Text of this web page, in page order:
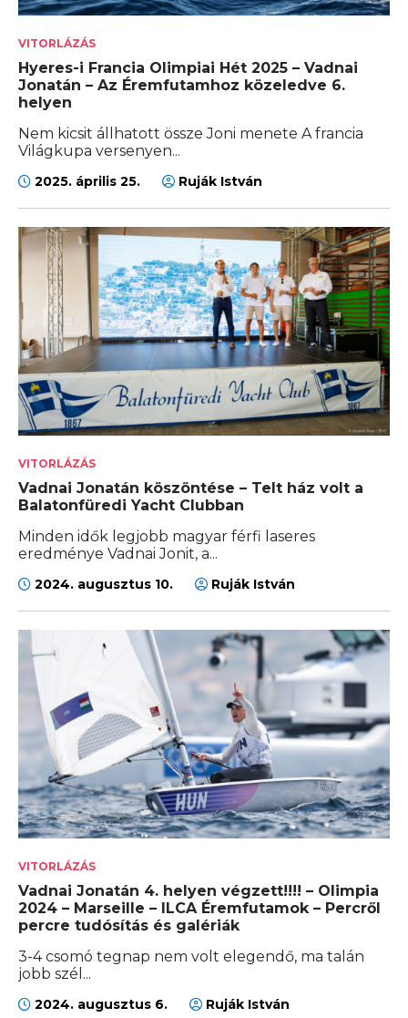
VITORLÁZÁS
Hyeres-i Francia Olimpiai Hét 2025 – Vadnai
Jonatán – Az Éremfutamhoz közeledve 6.
helyen
Nem kicsit állhatott össze Joni menete A francia
Világkupa versenyen...
2025. április 25. Ruják István
VITORLÁZÁS
Vadnai Jonatán köszöntése – Telt ház volt a
Balatonfüredi Yacht Clubban
Minden idők legjobb magyar férfi laseres
eredménye Vadnai Jonit, a...
2024. augusztus 10. Ruják István
VITORLÁZÁS
Vadnai Jonatán 4. helyen végzett!!!! – Olimpia
2024 – Marseille – ILCA Éremfutamok – Percről
percre tudósítás és galériák
3-4 csomó tegnap nem volt elegendő, ma talán
jobb szél...
2024. augusztus 6. Ruják István